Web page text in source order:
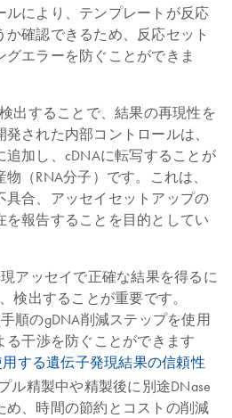
ルにより、テンプレートが反応
確認できるため、反応セット
エラーを防ぐことができま
出することで、結果の再現性を
された内部コントロールは、
加し、cDNAに転写することが
（RNA分子）です。これは、
具合、アッセイセットアップの
を報告することを目的としてい
現アッセイで正確な結果を得るに
検出することが重要です。
手順のgDNA削減ステップを使用
る干渉を防ぐことができます
する遺伝子発現結果の信頼性
ル精製中や精製後に別途DNase
め、時間の節約とコストの削減